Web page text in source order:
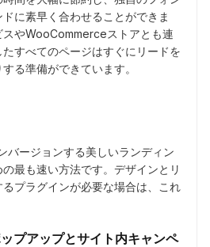
に素早く合わせることができま
やWooCommerceストアとも連
すべてのページはすぐにリードを
る準備ができています。
バージョンする美しいランディン
最も速い方法です。デザインとリ
プラグインが必要な場合は、これ
プアップとサイト内キャンペ